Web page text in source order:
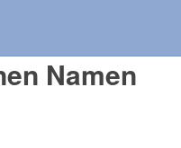
der Pfarrei St. Peter
Namen